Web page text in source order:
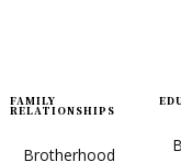
FAMILY
RELATIONSHIPS
Brotherhood